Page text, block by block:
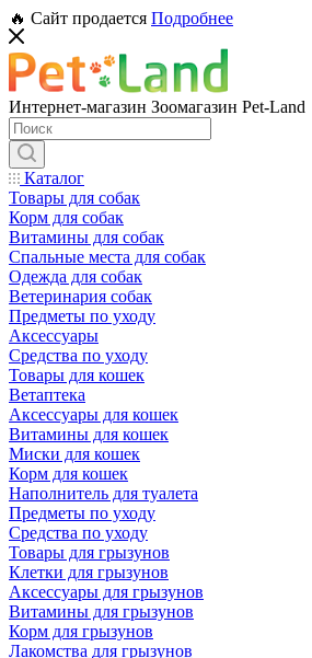
🔥 Сайт продается Подробнее
Интернет-магазин Зоомагазин Pet-Land
Каталог
Товары для собак
Корм для собак
Витамины для собак
Спальные места для собак
Одежда для собак
Ветеринария собак
Предметы по уходу
Аксессуары
Средства по уходу
Товары для кошек
Ветаптека
Аксессуары для кошек
Витамины для кошек
Миски для кошек
Корм для кошек
Наполнитель для туалета
Предметы по уходу
Средства по уходу
Товары для грызунов
Клетки для грызунов
Аксессуары для грызунов
Витамины для грызунов
Корм для грызунов
Лакомства для грызунов